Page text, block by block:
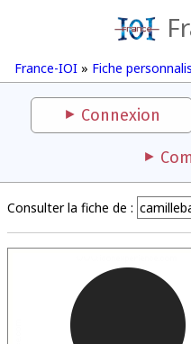
France-IOI » Fiche
Connexion
Consulter la fiche de :